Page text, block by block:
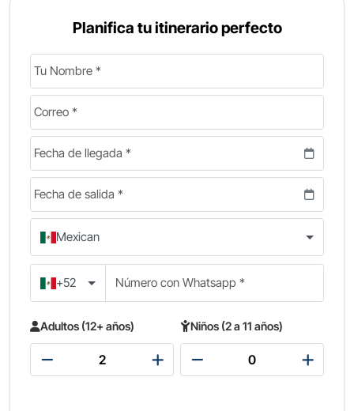
Planifica tu itinerario perfecto
Mexican
+52
Adultos (12+ años) Niños (2 a 11 años)